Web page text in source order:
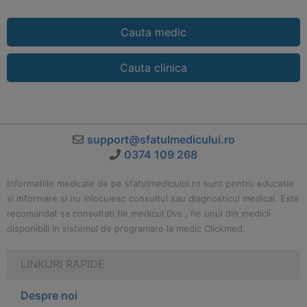
Cauta medic
Cauta clinica
support@sfatulmedicului.ro
0374 109 268
Informatiile medicale de pe sfatulmedicului.ro sunt pentru educatie
si informare si nu inlocuiesc consultul sau diagnosticul medical. Este
recomandat sa consultati fie medicul Dvs., fie unul din medicii
disponibili in sistemul de programare la medic Clickmed.
LINKURI RAPIDE
Despre noi